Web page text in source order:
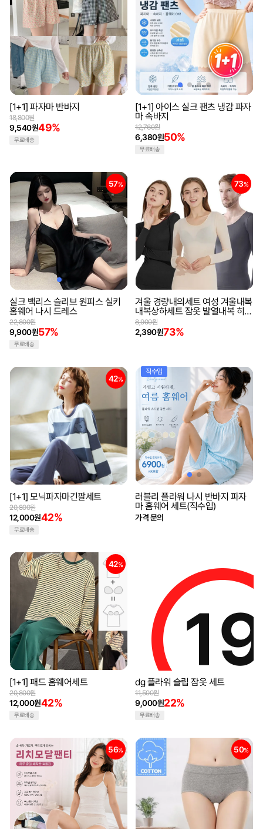
[1+1] 파자마 반바지
9,540원49%
18,800원
무료배송
[1+1] 아이스 실크 팬츠 냉감 파자
마 속바지
6,380원50%
12,760원
무료배송
57%
실크 백리스 슬리브 원피스 실키
홈웨어 나시 드레스
9,900원57%
22,800원
무료배송
73%
겨울 경량내의세트 여성 겨울내복
내복상하세트 잠옷 발열내복 히트
텍 방한내의 보온내의
2,390원73%
8,900원
42%
[1+1] 모닉파자마긴팔세트
12,000원42%
20,800원
무료배송
직수입
러블리 플라워 나시 반바지 파자
마 홈웨어 세트(직수입)
가격 문의
42%
[1+1] 패드 홈웨어세트
12,000원42%
20,800원
무료배송
dg 플라워 슬립 잠옷 세트
9,000원22%
11,500원
무료배송
56% 50%